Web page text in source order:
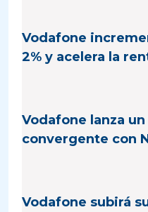
Vodafone
2% y acelera la
Vodafone lanza
convergente con
Vodafone subirá